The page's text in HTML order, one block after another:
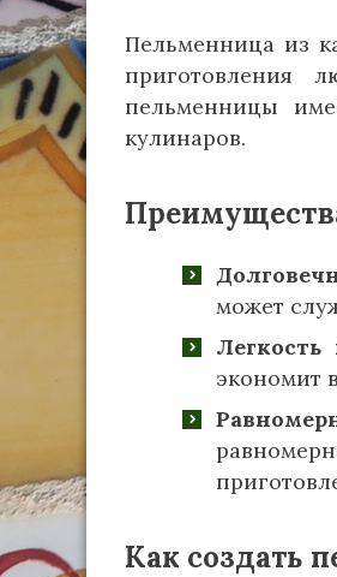
Пельменница из
приготовления
пельменницы
кулинаров.
может
Легкость
экономит
Как создать